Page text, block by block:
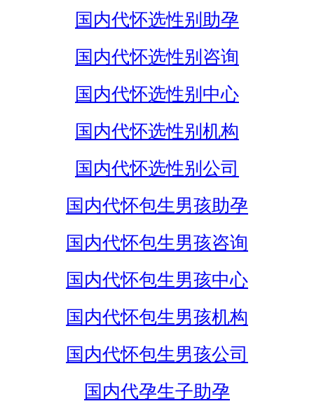
国内代怀选性别助孕
国内代怀选性别咨询
国内代怀选性别中心
国内代怀选性别机构
国内代怀选性别公司
国内代怀包生男孩助孕
国内代怀包生男孩咨询
国内代怀包生男孩中心
国内代怀包生男孩机构
国内代怀包生男孩公司
国内代孕生子助孕